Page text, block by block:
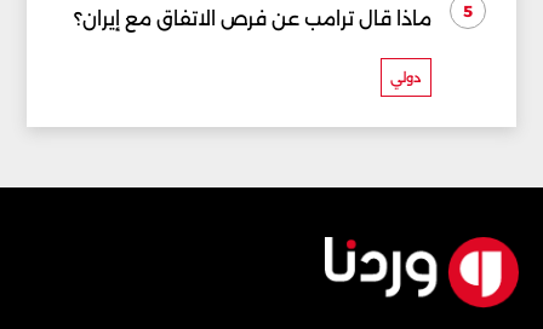
5 ماذا قال ترامب عن فرص الاتفاق مع إيران؟
دولي